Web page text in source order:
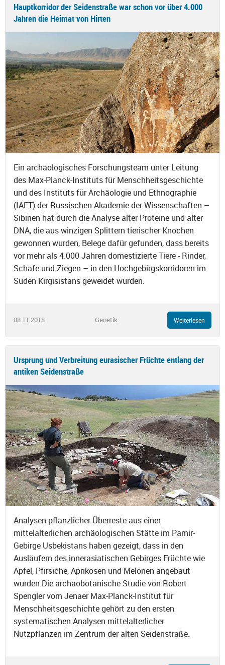
Hauptkorridor der Seidenstraße war schon vor über 4.000
Jahren die Heimat von Hirten
Ein archäologisches Forschungsteam unter Leitung
des Max-Planck-Instituts für Menschheitsgeschichte
und des Instituts für Archäologie und Ethnographie
(IAET) der Russischen Akademie der Wissenschaften –
Sibirien hat durch die Analyse alter Proteine und alter
DNA, die aus winzigen Splittern tierischer Knochen
gewonnen wurden, Belege dafür gefunden, dass bereits
vor mehr als 4.000 Jahren domestizierte Tiere - Rinder,
Schafe und Ziegen – in den Hochgebirgskorridoren im
Süden Kirgisistans geweidet wurden.
08.11.2018 Genetik Weiterlesen
Ursprung und Verbreitung eurasischer Früchte entlang der
antiken Seidenstraße
Analysen pflanzlicher Überreste aus einer
mittelalterlichen archäologischen Stätte im Pamir-
Gebirge Usbekistans haben gezeigt, dass in den
Ausläufern des innerasiatischen Gebirges Früchte wie
Äpfel, Pfirsiche, Aprikosen und Melonen angebaut
wurden.Die archäobotanische Studie von Robert
Spengler vom Jenaer Max-Planck-Institut für
Menschheitsgeschichte gehört zu den ersten
systematischen Analysen mittelalterlicher
Nutzpflanzen im Zentrum der alten Seidenstraße.